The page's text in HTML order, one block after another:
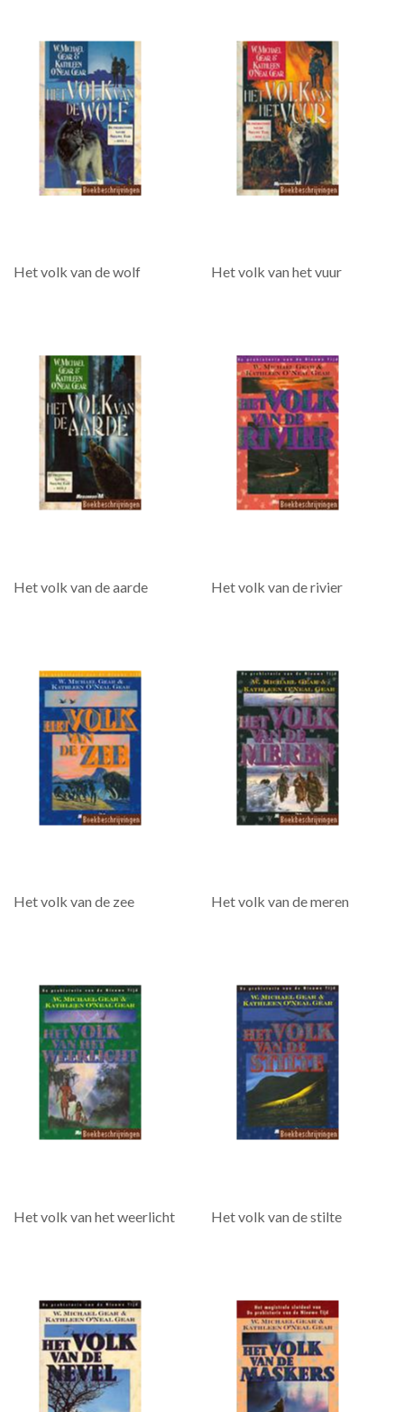
Het volk van de wolf Het volk van het vuur
Het volk van de aarde Het volk van de rivier
Het volk van de zee Het volk van de meren
Het volk van het weerlicht Het volk van de stilte